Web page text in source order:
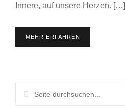
Innere, auf unsere Herzen. […]
MEHR ERFAHREN